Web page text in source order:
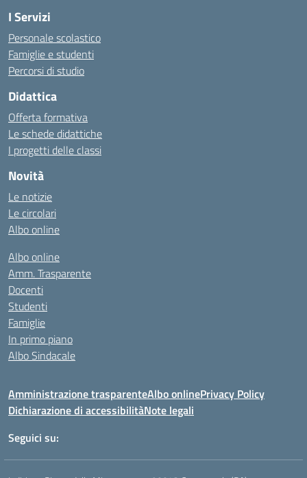
I Servizi
Personale scolastico
Famiglie e studenti
Percorsi di studio
Didattica
Offerta formativa
Le schede didattiche
I progetti delle classi
Novità
Le notizie
Le circolari
Albo online
Albo online
Amm. Trasparente
Docenti
Studenti
Famiglie
In primo piano
Albo Sindacale
Amministrazione trasparenteAlbo onlinePrivacy Policy
Dichiarazione di accessibilitàNote legali
Seguici su: